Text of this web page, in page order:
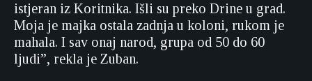
istjeran iz Koritnika. Išli su preko Drine u grad.
Moja je majka ostala zadnja u koloni, rukom je
mahala. I sav onaj narod, grupa od 50 do 60
ljudi”, rekla je Zuban.